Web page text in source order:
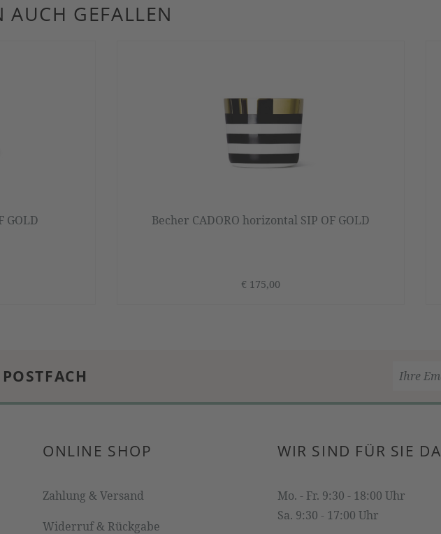
GEFALLEN
GOLD Becher CADORO horizontal SIP OF GOLD
€ 175,00
ONLINE SHOP
Zahlung & Versand
Widerruf & Rückgabe
WIR SIND FÜR SIE DA
Mo. - Fr. 9:30 - 18:00 Uhr
Sa. 9:30 - 17:00 Uhr